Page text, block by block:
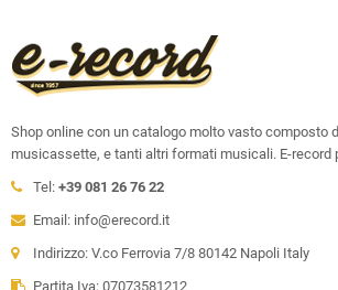
Shop online con un catalogo molto vasto composto
musicassette, e tanti altri formati musicali. E-record
Tel: +39 081 26 76 22
Email: info@erecord.it
Indirizzo: V.co Ferrovia 7/8 80142 Napoli Italy
Partita Iva: 07073581212